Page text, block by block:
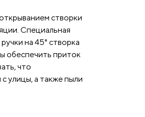
створки
Специальная
на 45° створка
обеспечить приток
что
улицы, а также пыли